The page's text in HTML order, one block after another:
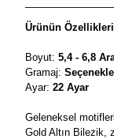
Ürünün
Boyut: 5,4 - 6,8
Gramaj:
Ayar: 22 Ayar
Geleneksel
Gold Altın Bilezik,